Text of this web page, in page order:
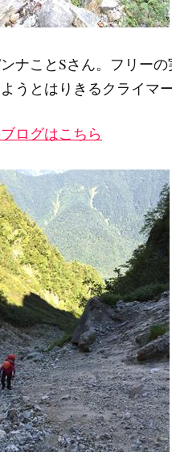
ナことSさん。フリー
うとはりきるクライマー
ログはこちら